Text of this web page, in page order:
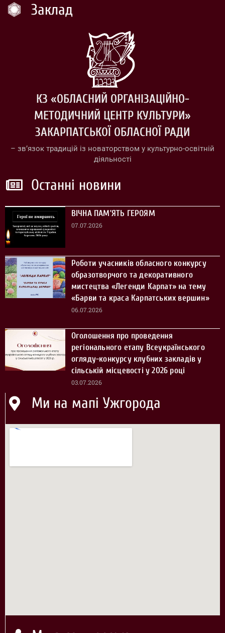
Заклад
КЗ «ОБЛАСНИЙ ОРГАНІЗАЦІЙНО-
МЕТОДИЧНИЙ ЦЕНТР КУЛЬТУРИ»
ЗАКАРПАТСЬКОЇ ОБЛАСНОЇ РАДИ
– зв’язок традицій із новаторством у культурно-освітній
діяльності
Останні новини
ВІЧНА ПАМ’ЯТЬ ГЕРОЯМ
07.07.2026
Роботи учасників обласного конкурсу
образотворчого та декоративного
мистецтва «Легенди Карпат» на тему
«Барви та краса Карпатських вершин»
06.07.2026
Оголошення про проведення
регіонального етапу Всеукраїнського
огляду-конкурсу клубних закладів у
сільській місцевості у 2026 році
03.07.2026
Ми на мапі Ужгорода